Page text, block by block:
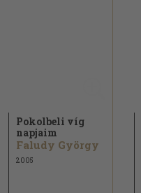
Pokolbeli víg
napjaim
Faludy György
2005